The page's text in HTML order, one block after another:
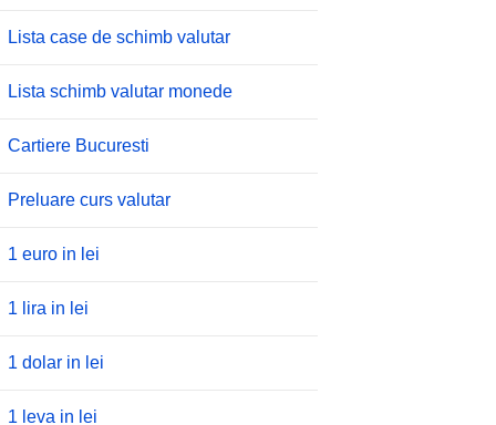
Lista case de schimb valutar
Lista schimb valutar monede
Cartiere Bucuresti
Preluare curs valutar
1 euro in lei
1 lira in lei
1 dolar in lei
1 leva in lei